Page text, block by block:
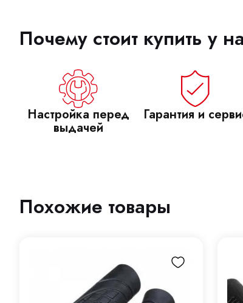
Почему стоит купить у
Настройка перед
выдачей
Гарантия и
Похожие товары